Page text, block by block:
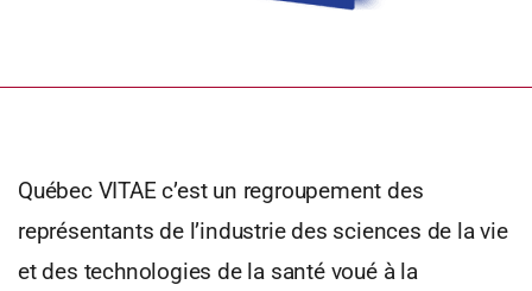
Québec VITAE c’est un regroupement des
représentants de l’industrie des sciences de la vie
et des technologies de la santé voué à la